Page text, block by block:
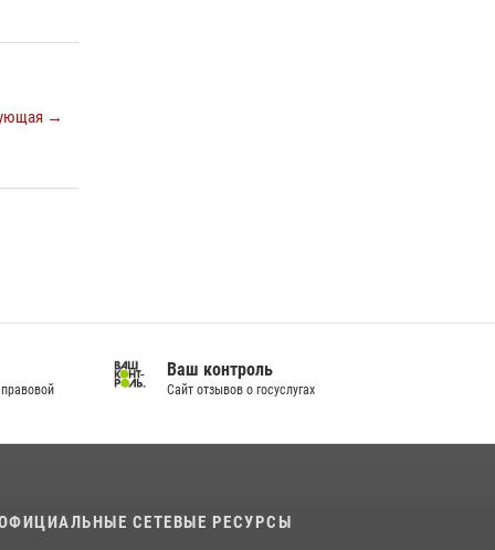
→
Ваш контроль
Сайт отзывов о госуслугах
СЕТЕВЫЕ РЕСУРСЫ